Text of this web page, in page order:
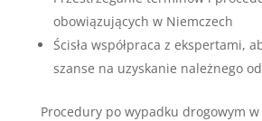
obowiązujących w Niemczech
Ścisła współpraca z ekspertami,
szanse na uzyskanie należnego
Procedury po wypadku drogowym